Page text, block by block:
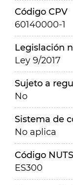
Código CPV
60140000-1
Legislación
Ley 9/2017
Sujeto a
No
Sistema de
No aplica
Código NUTS
ES300